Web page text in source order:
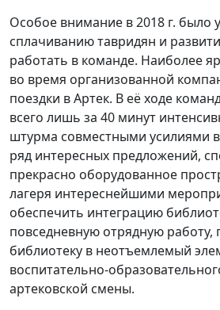
Особое внимание в 2018 г. было
сплачиванию тавридян и
работать в команде. Наиболее
во время организованной
поездки в Артек. В её ходе
всего лишь за 40 минут
штурма совместными усилиями
ряд интересных предложений,
прекрасно оборудованное
лагеря интереснейшими
обеспечить интеграцию
повседневную отрядную работу,
библиотеку в неотъемлемый
воспитательно-
артековской смены.